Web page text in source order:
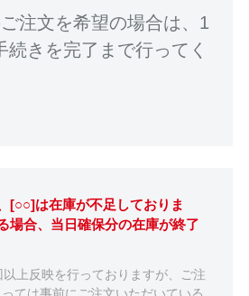
注文を希望の場合は、1
続きを完了まで行ってく
[○○]は在庫が不足しておりま
場合、当日確保分の在庫が終了
上反映を行っておりますが、ご注